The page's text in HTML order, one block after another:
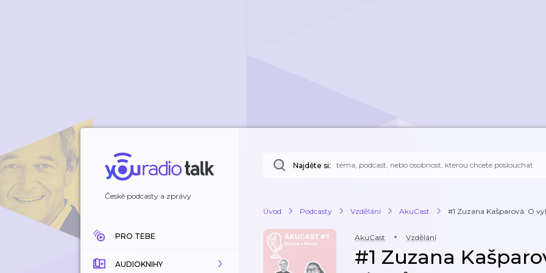
České podcasty a zprávy
PRO TEBE
AUDIOKNIHY
Najděte si:
Úvod Podcasty Vzdělání AkuCast #1 Zuzana Kašparová: O
AkuCast Vzdělání
#1 Zuzana